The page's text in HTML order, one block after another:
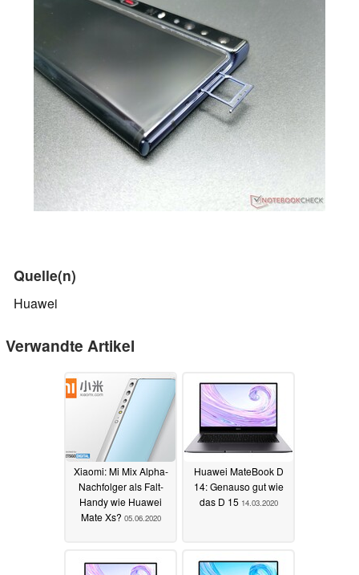
Quelle(n)
Huawei
Verwandte Artikel
Xiaomi: Mi Mix Alpha-
Nachfolger als Falt-
Handy wie Huawei
Mate Xs? 05.06.2020
Huawei MateBook D
14: Genauso gut wie
das D 15 14.03.2020